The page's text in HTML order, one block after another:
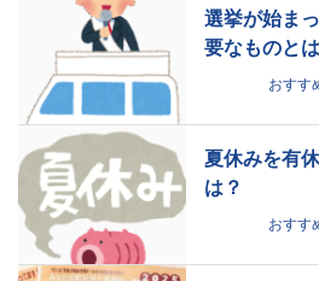
選挙が始ま
要なものと
おすす
夏休みを有
は？
おすす